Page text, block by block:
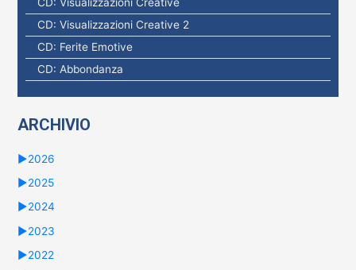
CD: Visualizzazioni Creative
CD: Visualizzazioni Creative 2
CD: Ferite Emotive
CD: Abbondanza
ARCHIVIO
►2026
►2025
►2024
►2023
►2022